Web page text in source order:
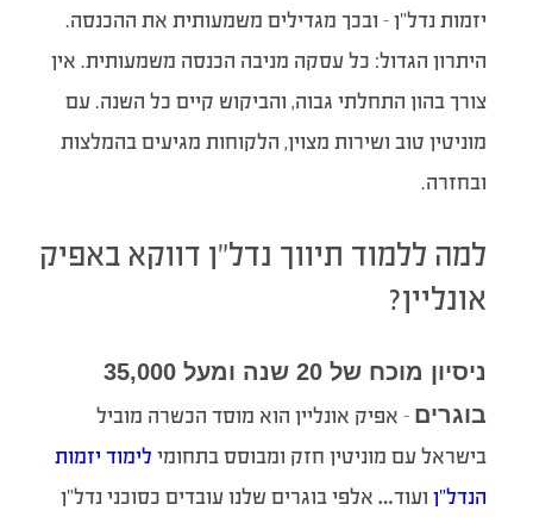
יזמות נדל”ן – ובכך מגדילים משמעותית את ההכנסה.
היתרון הגדול: כל עסקה מניבה הכנסה משמעותית. אין
צורך בהון התחלתי גבוה, והביקוש קיים כל השנה. עם
מוניטין טוב ושירות מצוין, הלקוחות מגיעים בהמלצות
ובחזרה.
למה ללמוד תיווך נדל”ן דווקא באפיק
אונליין?
ניסיון מוכח של 20 שנה ומעל 35,000
בוגרים – אפיק אונליין הוא מוסד הכשרה מוביל
בישראל עם מוניטין חזק ומבוסס בתחומי לימוד יזמות
הנדל”ן ועוד… אלפי בוגרים שלנו עובדים כסוכני נדל”ן